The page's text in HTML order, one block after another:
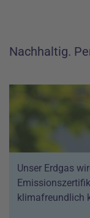
Nachhaltig.
Unser Erdgas
klimafreundlich